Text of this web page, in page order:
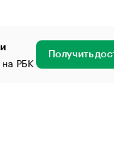
РБК Получить